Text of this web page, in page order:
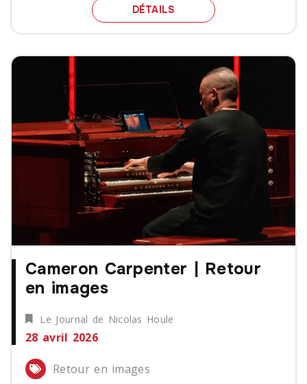
DÉTAILS DES HOMMES
Cameron Carpenter | Retour
en images
Le Journal de Nicolas Houle
28 avril 2026
Retour en images